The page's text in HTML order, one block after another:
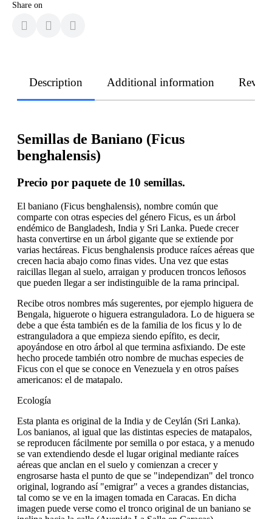
Share on
Description Additional information
Semillas de Baniano (Ficus
benghalensis)
Precio por paquete de 10 semillas.
El baniano (Ficus benghalensis), nombre común que
comparte con otras especies del género Ficus, es un árbol
endémico de Bangladesh, India y Sri Lanka. Puede crecer
hasta convertirse en un árbol gigante que se extiende por
varias hectáreas. Ficus benghalensis produce raíces aéreas que
crecen hacia abajo como finas vides. Una vez que estas
raicillas llegan al suelo, arraigan y producen troncos leñosos
que pueden llegar a ser indistinguible de la rama principal.
Recibe otros nombres más sugerentes, por ejemplo higuera de
Bengala, higuerote o higuera estranguladora. Lo de higuera se
debe a que ésta también es de la familia de los ficus y lo de
estranguladora a que empieza siendo epífito, es decir,
apoyándose en otro árbol al que termina asfixiando. De este
hecho procede también otro nombre de muchas especies de
Ficus con el que se conoce en Venezuela y en otros países
americanos: el de matapalo.
Ecología
Esta planta es original de la India y de Ceylán (Sri Lanka).
Los banianos, al igual que las distintas especies de matapalos,
se reproducen fácilmente por semilla o por estaca, y a menudo
se van extendiendo desde el lugar original mediante raíces
aéreas que anclan en el suelo y comienzan a crecer y
engrosarse hasta el punto de que se "independizan" del tronco
original, logrando así "emigrar" a veces a grandes distancias,
tal como se ve en la imagen tomada en Caracas. En dicha
imagen puede verse como el tronco original de un baniano se